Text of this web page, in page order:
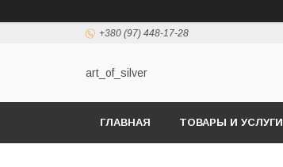
+380 (97) 448-17-28
art_of_silver
ГЛАВНАЯ ТОВАРЫ И УСЛУГИ